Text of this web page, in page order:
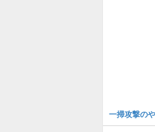
一掃攻撃の